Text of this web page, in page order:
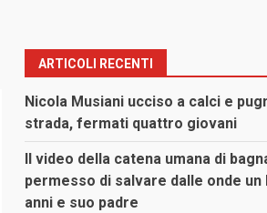
ARTICOLI RECENTI
Nicola Musiani ucciso a calci e
strada, fermati quattro giovani
Il video della catena umana di
permesso di salvare dalle onde un
anni e suo padre